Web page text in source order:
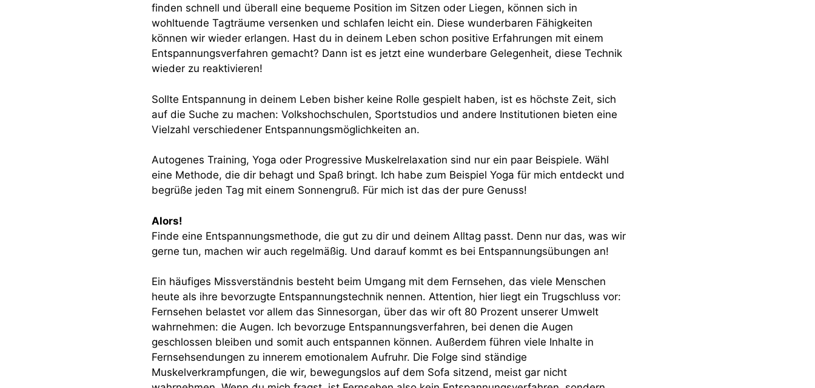
finden schnell und überall eine bequeme Position im Sitzen oder Liegen, können sich in
wohltuende Tagträume versenken und schlafen leicht ein. Diese wunderbaren Fähigkeiten
können wir wieder erlangen. Hast du in deinem Leben schon positive Erfahrungen mit einem
Entspannungsverfahren gemacht? Dann ist es jetzt eine wunderbare Gelegenheit, diese Technik
wieder zu reaktivieren!
Sollte Entspannung in deinem Leben bisher keine Rolle gespielt haben, ist es höchste Zeit, sich
auf die Suche zu machen: Volkshochschulen, Sportstudios und andere Institutionen bieten eine
Vielzahl verschiedener Entspannungsmöglichkeiten an.
Autogenes Training, Yoga oder Progressive Muskelrelaxation sind nur ein paar Beispiele. Wähl
eine Methode, die dir behagt und Spaß bringt. Ich habe zum Beispiel Yoga für mich entdeckt und
begrüße jeden Tag mit einem Sonnengruß. Für mich ist das der pure Genuss!
Alors!
Finde eine Entspannungsmethode, die gut zu dir und deinem Alltag passt. Denn nur das, was wir
gerne tun, machen wir auch regelmäßig. Und darauf kommt es bei Entspannungsübungen an!
Ein häufiges Missverständnis besteht beim Umgang mit dem Fernsehen, das viele Menschen
heute als ihre bevorzugte Entspannungstechnik nennen. Attention, hier liegt ein Trugschluss vor:
Fernsehen belastet vor allem das Sinnesorgan, über das wir oft 80 Prozent unserer Umwelt
wahrnehmen: die Augen. Ich bevorzuge Entspannungsverfahren, bei denen die Augen
geschlossen bleiben und somit auch entspannen können. Außerdem führen viele Inhalte in
Fernsehsendungen zu innerem emotionalem Aufruhr. Die Folge sind ständige
Muskelverkrampfungen, die wir, bewegungslos auf dem Sofa sitzend, meist gar nicht